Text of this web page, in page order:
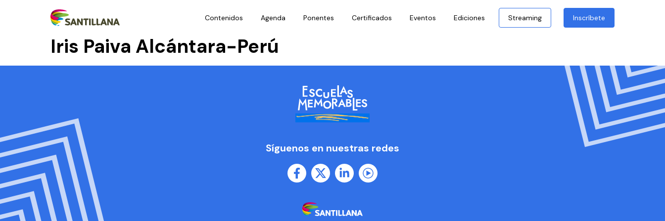
Contenidos Agenda Ponentes Certificados Eventos Ediciones Streaming Inscríbete
Iris Paiva Alcántara-Perú
Síguenos en nuestras redes